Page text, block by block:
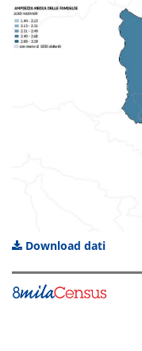
Download dati